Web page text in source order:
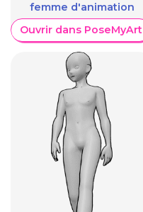
femme d'animation
Ouvrir dans PoseMyArt